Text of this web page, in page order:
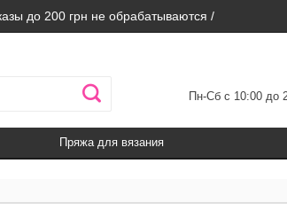
до 200 грн не обрабатываются /
Пн-Сб с 10:00 до
Пряжа для вязания